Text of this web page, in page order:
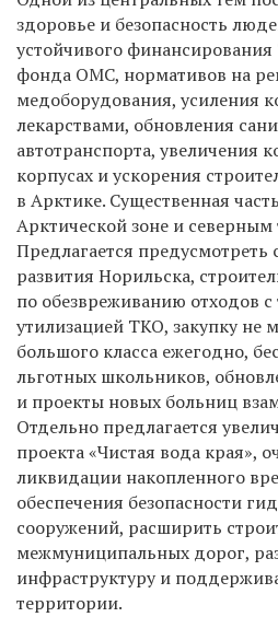
здоровье и безопасность
устойчивого
фонда ОМС, нормативов на
медоборудования, усиления
лекарствами, обновления
автотранспорта, увеличения
корпусах и ускорения
в Арктике. Существенная
Арктической зоне и
Предлагается предусмотреть
развития Норильска,
по обезвреживанию отходов
утилизацией ТКО, закупку не
большого класса ежегодно,
льготных школьников,
и проекты новых больниц
Отдельно предлагается
проекта «Чистая вода края»,
ликвидации накопленного
обеспечения безопасности
сооружений, расширить
межмуниципальных дорог,
инфраструктуру и
территории.